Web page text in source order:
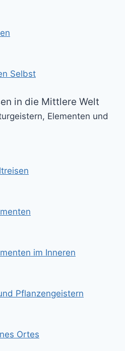
Selbst
in die Mittlere Welt
Elementen und
im Inneren
Pflanzengeistern
Ortes